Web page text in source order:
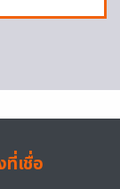
ที่เชื่อ